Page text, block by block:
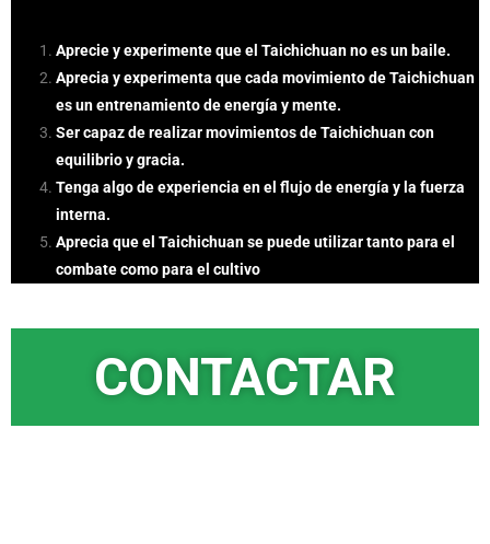
Aprecie y experimente que el Taichichuan no es un baile.
Aprecia y experimenta que cada movimiento de Taichichuan
es un entrenamiento de energía y mente.
Ser capaz de realizar movimientos de Taichichuan con
equilibrio y gracia.
Tenga algo de experiencia en el flujo de energía y la fuerza
interna.
Aprecia que el Taichichuan se puede utilizar tanto para el
combate como para el cultivo
CONTACTAR